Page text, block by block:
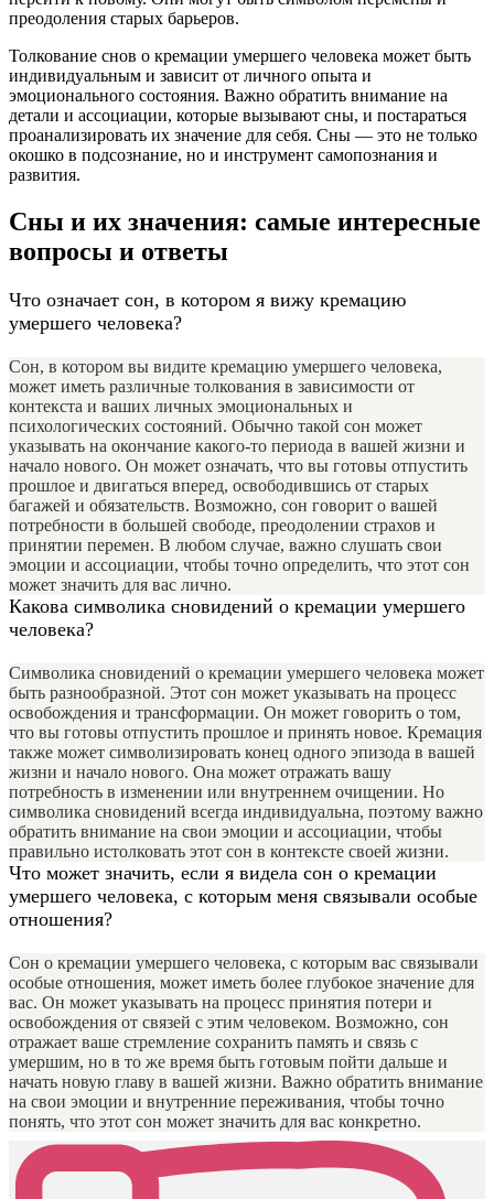
преодоления старых барьеров.
Толкование снов о кремации умершего человека может быть
индивидуальным и зависит от личного опыта и
эмоционального состояния. Важно обратить внимание на
детали и ассоциации, которые вызывают сны, и постараться
проанализировать их значение для себя. Сны — это не только
окошко в подсознание, но и инструмент самопознания и
развития.
Сны и их значения: самые интересные
вопросы и ответы
Что означает сон, в котором я вижу кремацию
умершего человека?
Сон, в котором вы видите кремацию умершего человека,
может иметь различные толкования в зависимости от
контекста и ваших личных эмоциональных и
психологических состояний. Обычно такой сон может
указывать на окончание какого-то периода в вашей жизни и
начало нового. Он может означать, что вы готовы отпустить
прошлое и двигаться вперед, освободившись от старых
багажей и обязательств. Возможно, сон говорит о вашей
потребности в большей свободе, преодолении страхов и
принятии перемен. В любом случае, важно слушать свои
эмоции и ассоциации, чтобы точно определить, что этот сон
может значить для вас лично.
Какова символика сновидений о кремации умершего
человека?
Символика сновидений о кремации умершего человека может
быть разнообразной. Этот сон может указывать на процесс
освобождения и трансформации. Он может говорить о том,
что вы готовы отпустить прошлое и принять новое. Кремация
также может символизировать конец одного эпизода в вашей
жизни и начало нового. Она может отражать вашу
потребность в изменении или внутреннем очищении. Но
символика сновидений всегда индивидуальна, поэтому важно
обратить внимание на свои эмоции и ассоциации, чтобы
правильно истолковать этот сон в контексте своей жизни.
Что может значить, если я видела сон о кремации
умершего человека, с которым меня связывали особые
отношения?
Сон о кремации умершего человека, с которым вас связывали
особые отношения, может иметь более глубокое значение для
вас. Он может указывать на процесс принятия потери и
освобождения от связей с этим человеком. Возможно, сон
отражает ваше стремление сохранить память и связь с
умершим, но в то же время быть готовым пойти дальше и
начать новую главу в вашей жизни. Важно обратить внимание
на свои эмоции и внутренние переживания, чтобы точно
понять, что этот сон может значить для вас конкретно.